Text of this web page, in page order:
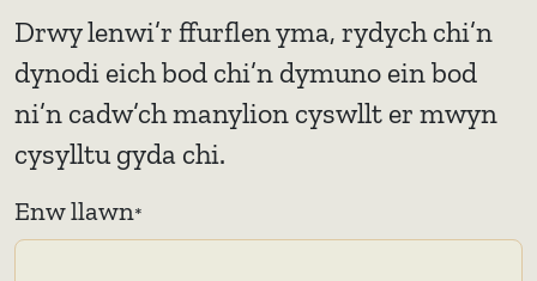
Drwy lenwi’r ffurflen yma, rydych chi’n
dynodi eich bod chi’n dymuno ein bod
ni’n cadw’ch manylion cyswllt er mwyn
cysylltu gyda chi.
Enw llawn*